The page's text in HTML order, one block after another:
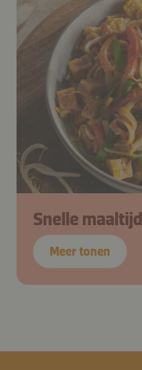
Snelle
Meer tonen